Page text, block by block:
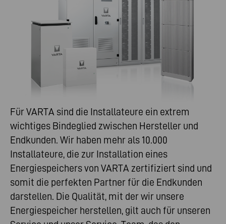
Für VARTA sind die Installateure ein extrem
wichtiges Bindeglied zwischen Hersteller und
Endkunden. Wir haben mehr als 10.000
Installateure, die zur Installation eines
Energiespeichers von VARTA zertifiziert sind und
somit die perfekten Partner für die Endkunden
darstellen. Die Qualität, mit der wir unsere
Energiespeicher herstellen, gilt auch für unseren